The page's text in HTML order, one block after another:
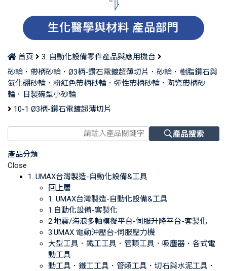
生化醫學與材料 產品部門
首頁
3. 自動化設備零件產品與應用機台
砂輪．帶柄砂輪．Ø3柄-鑽石電鍍超薄切片．砂輪．樹脂鑽石與
氮化硼砂輪．粉紅色帶柄砂輪．彈性帶柄砂輪．陶瓷帶柄砂
輪．日製碗型小砂輪
10-1 Ø3柄-鑽石電鍍超薄切片
產品分類
Close
1. UMAX台灣製造-自動化設備&工具
回上層
1. UMAX台灣製造-自動化設備&工具
1.自動化設備-客製化
2.地震/海浪多軸模擬平台-伺服升降平台-客製化
3.UMAX 電動沖壓台-伺服壓力機
大型工具．鐵工工具．管類工具．吸塵器．各式電
動工具
動工具．鐵工工具．管類工具．切石與水泥工具．